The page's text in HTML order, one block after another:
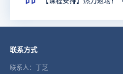
联系方式
联系人：丁芝